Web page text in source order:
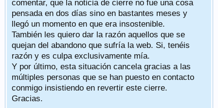
comentar, que la noticia de cierre no fue una cosa
pensada en dos días sino en bastantes meses y
llegó un momento en que era insostenible.
También les quiero dar la razón aquellos que se
quejan del abandono que sufría la web. Si, tenéis
razón y es culpa exclusivamente mía.
Y por último, esta situación cancela gracias a las
múltiples personas que se han puesto en contacto
conmigo insistiendo en revertir este cierre.
Gracias.